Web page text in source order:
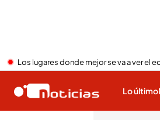
Los lugares donde mejor se va a ver el
Lo último